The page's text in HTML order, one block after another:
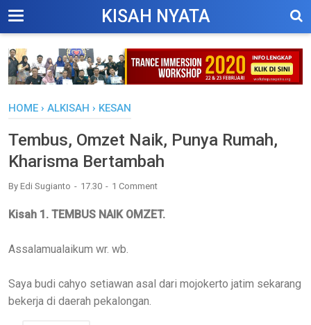
KISAH NYATA
HOME › ALKISAH › KESAN
Tembus, Omzet Naik, Punya Rumah,
Kharisma Bertambah
By Edi Sugianto 17.30 1 Comment
Kisah 1. TEMBUS NAIK OMZET.
Assalamualaikum wr. wb.
Saya budi cahyo setiawan asal dari mojokerto jatim sekarang
bekerja di daerah pekalongan.